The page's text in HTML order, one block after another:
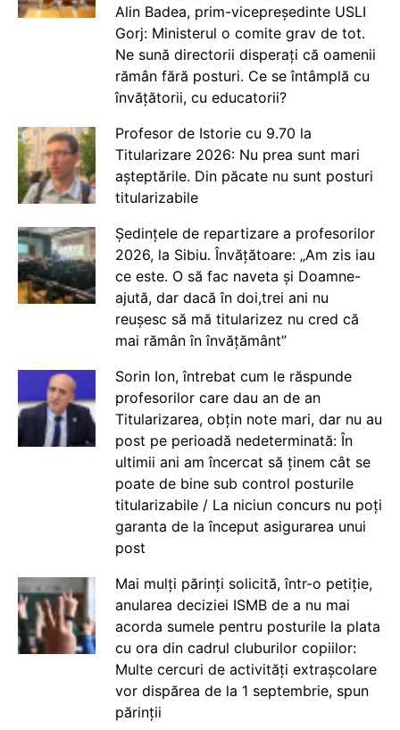
Alin Badea, prim-vicepreședinte USLI
Gorj: Ministerul o comite grav de tot.
Ne sună directorii disperați că oamenii
rămân fără posturi. Ce se întâmplă cu
învățătorii, cu educatorii?
Profesor de Istorie cu 9.70 la
Titularizare 2026: Nu prea sunt mari
așteptările. Din păcate nu sunt posturi
titularizabile
Ședințele de repartizare a profesorilor
2026, la Sibiu. Învățătoare: „Am zis iau
ce este. O să fac naveta și Doamne-
ajută, dar dacă în doi,trei ani nu
reușesc să mă titularizez nu cred că
mai rămân în învățământ”
Sorin Ion, întrebat cum le răspunde
profesorilor care dau an de an
Titularizarea, obțin note mari, dar nu au
post pe perioadă nedeterminată: În
ultimii ani am încercat să ținem cât se
poate de bine sub control posturile
titularizabile / La niciun concurs nu poți
garanta de la început asigurarea unui
post
Mai mulți părinți solicită, într-o petiție,
anularea deciziei ISMB de a nu mai
acorda sumele pentru posturile la plata
cu ora din cadrul cluburilor copiilor:
Multe cercuri de activități extrașcolare
vor dispărea de la 1 septembrie, spun
părinții